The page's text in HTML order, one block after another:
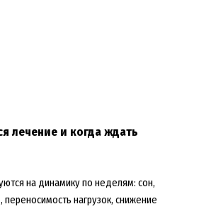
лечение и когда ждать
на динамику по неделям: сон,
переносимость нагрузок, снижение